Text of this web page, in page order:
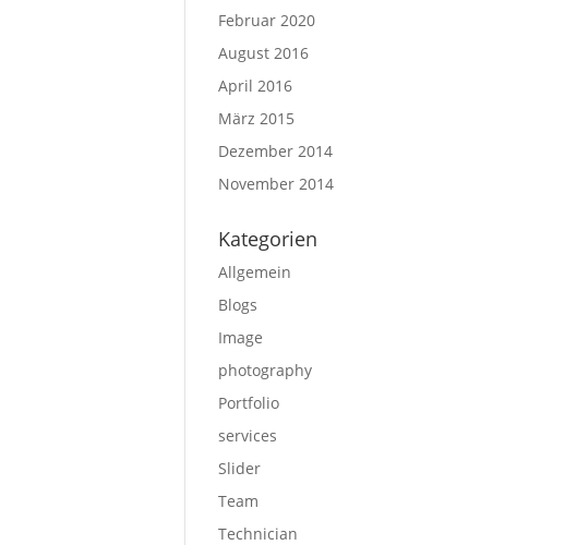
Februar 2020
August 2016
April 2016
März 2015
Dezember 2014
November 2014
Kategorien
Allgemein
Blogs
Image
photography
Portfolio
services
Slider
Team
Technician